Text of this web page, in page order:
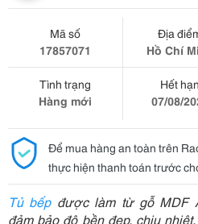
Mã số
17857071
Địa
Hồ Chí
Tình trạng
Hàng mới
Hết hạn
07/08/
Để mua hàng an toàn trên
thực hiện thanh toán trước
Tủ bếp được làm từ gỗ MDF
đảm bảo độ bền đẹp, chịu